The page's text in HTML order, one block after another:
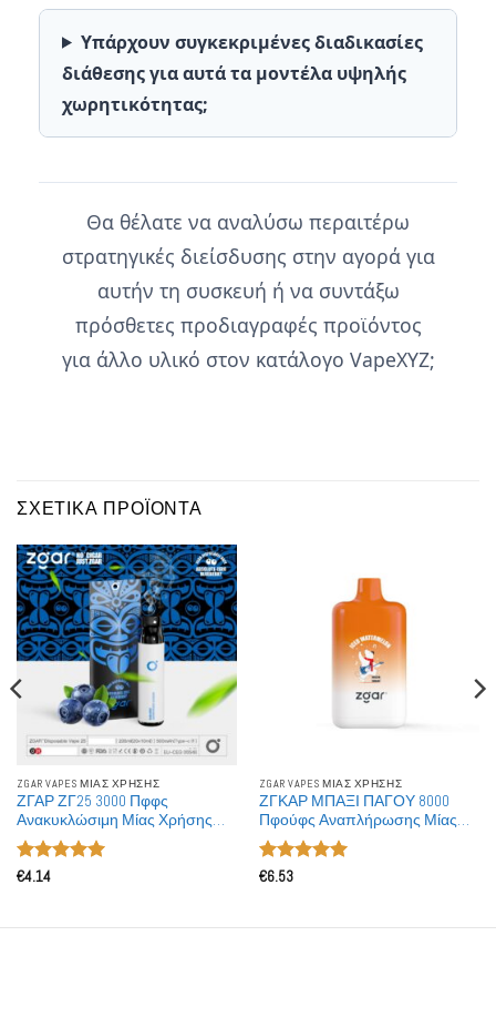
Υπάρχουν συγκεκριμένες διαδικασίες
διάθεσης για αυτά τα μοντέλα υψηλής
χωρητικότητας;
Θα θέλατε να αναλύσω περαιτέρω
στρατηγικές διείσδυσης στην αγορά για
αυτήν τη συσκευή ή να συντάξω
πρόσθετες προδιαγραφές προϊόντος
για άλλο υλικό στον κατάλογο VapeXYZ;
ΣΧΕΤΙΚΆ ΠΡΟΪΌΝΤΑ
ZGAR VAPES ΜΙΑΣ ΧΡΉΣΗΣ
ΖΓΑΡ ΖΓ25 3000 Πφφς
Ανακυκλώσιμη Μίας Χρήσης
Πότ Χονδρική
Βαθμολογήθηκε
€4.14
ZGAR VAPES ΜΙΑΣ ΧΡΉΣΗΣ
ΖΓΚΑΡ ΜΠΑΞΙ ΠΑΓΟΥ 8000
Πφούφς Αναπλήρωσης Μίας
Χρήσης Vape Χονδρική
Βαθμολογήθηκε
€6.53